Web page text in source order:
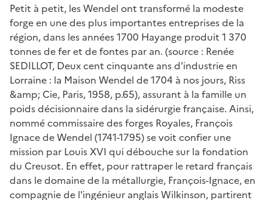
Petit à petit, les Wendel ont transformé la modeste
forge en une des plus importantes entreprises de la
région, dans les années 1700 Hayange produit 1 370
tonnes de fer et de fontes par an. (source : Renée
SEDILLOT, Deux cent cinquante ans d'industrie en
Lorraine : la Maison Wendel de 1704 à nos jours, Riss
&amp; Cie, Paris, 1958, p.65), assurant à la famille un
poids décisionnaire dans la sidérurgie française. Ainsi,
nommé commissaire des forges Royales, François
Ignace de Wendel (1741-1795) se voit confier une
mission par Louis XVI qui débouche sur la fondation
du Creusot. En effet, pour rattraper le retard français
dans le domaine de la métallurgie, François-Ignace, en
compagnie de l'ingénieur anglais Wilkinson, partirent